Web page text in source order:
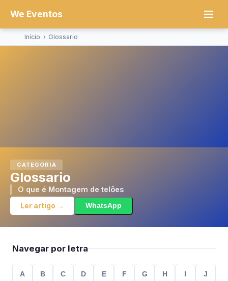
We Eventos
Início › Glossario
CATEGORIA
Glossario
O que é Montagem de telões
Ler artigo → WhatsApp
Navegar por letra
A B C D E F G H I J